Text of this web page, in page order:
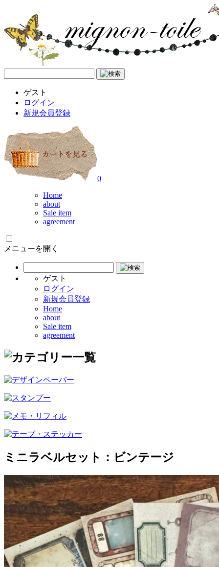
ゲスト
ログイン
新規会員登録
0
Home
about
Sale item
agreement
メニューを開く
ゲスト
ログイン
新規会員登録
Home
about
Sale item
agreement
ミニラベルセット：ビンテージ